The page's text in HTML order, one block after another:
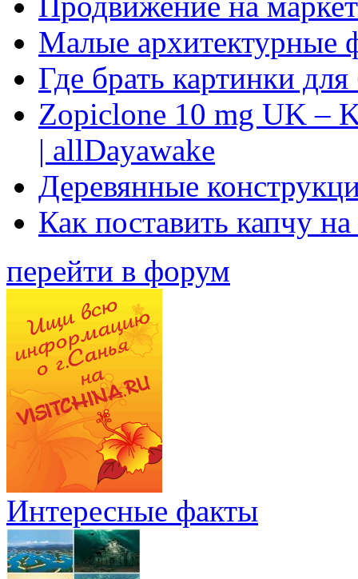
Малые архитектурные
Где брать картинки
Zopiclone 10 mg UK –
| allDayawake
Деревянные
Как поставить капчу
перейти в форум
Интересные факты